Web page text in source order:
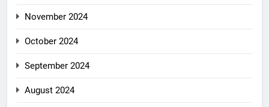
November 2024
October 2024
September 2024
August 2024